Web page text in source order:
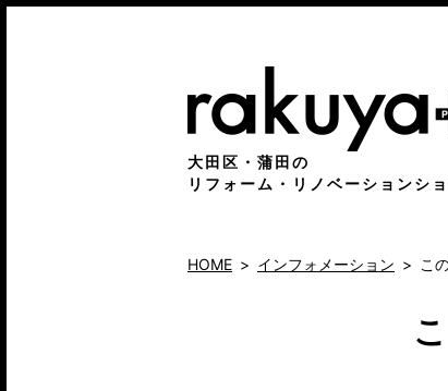
大田区・蒲田の
リフォーム・リノベーションシ
HOME インフォメーション こ